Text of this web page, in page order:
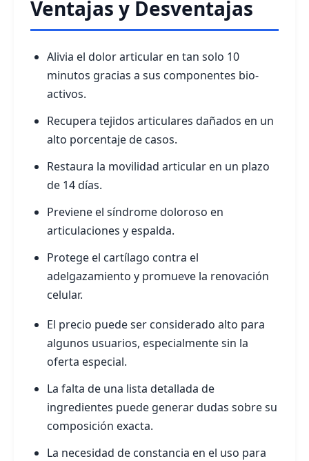
Ventajas y Desventajas
Alivia el dolor articular en tan solo 10
minutos gracias a sus componentes bio-
activos.
Recupera tejidos articulares dañados en un
alto porcentaje de casos.
Restaura la movilidad articular en un plazo
de 14 días.
Previene el síndrome doloroso en
articulaciones y espalda.
Protege el cartílago contra el
adelgazamiento y promueve la renovación
celular.
El precio puede ser considerado alto para
algunos usuarios, especialmente sin la
oferta especial.
La falta de una lista detallada de
ingredientes puede generar dudas sobre su
composición exacta.
La necesidad de constancia en el uso para